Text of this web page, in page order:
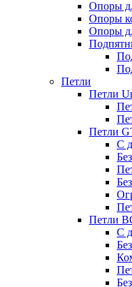
Опоры
Опоры
Опоры
Петли
Петли
Петли
С
Петли
С